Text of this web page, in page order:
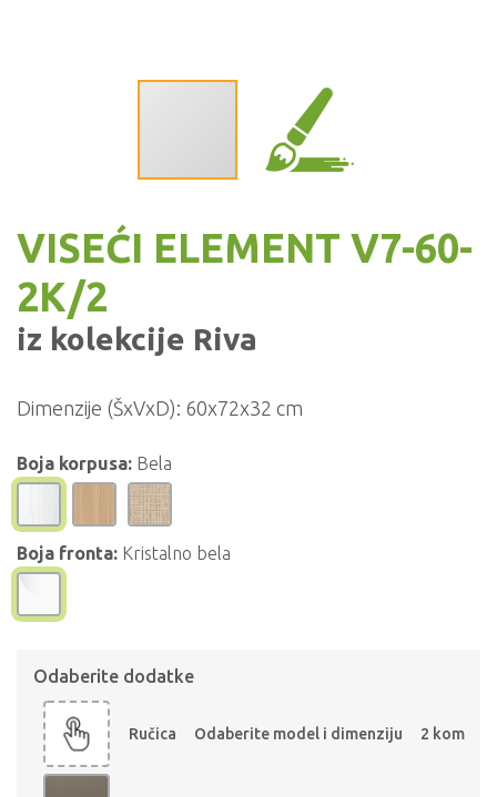
VISEĆI ELEMENT V7-60-
2K/2
iz kolekcije Riva
Dimenzije (ŠxVxD): 60x72x32 cm
Boja korpusa: Bela
Boja fronta: Kristalno bela
Odaberite dodatke
Ručica Odaberite model i dimenziju 2 kom